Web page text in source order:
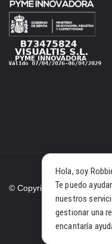
© Copyright 2021 Visualtis
Hola, soy
Te puedo
nuestros
gestionar una
encantaría